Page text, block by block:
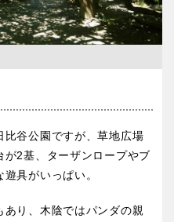
比谷公園ですが、草地広場
が2基、ターザンロープやブ
具がいっぱい。
り、木陰ではパンダの親